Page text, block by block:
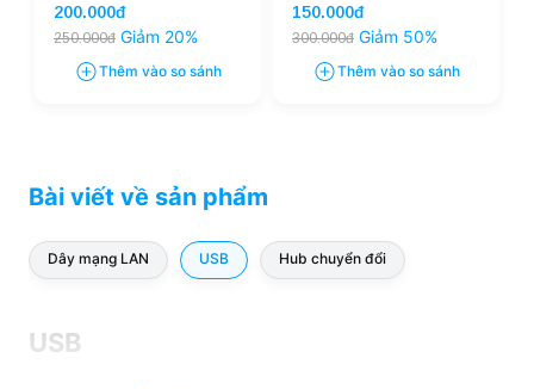
200.000đ
250.000đ Giảm 20%
Thêm vào so sánh
32GB
150.000đ
300.000đ Giảm 50%
Thêm vào so sánh
Bài viết về sản phẩm
Dây mạng LAN USB Hub chuyển đổi
USB